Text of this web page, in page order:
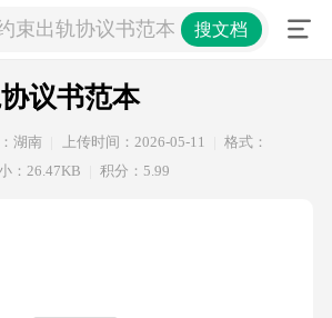
束出轨协议书范本 搜文档
议书范本
湖南 上传时间：2026-05-11
格式：
：26.47KB 积分：5.99